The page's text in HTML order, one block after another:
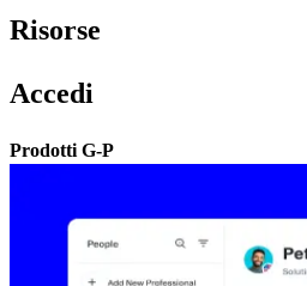
Risorse​​
Accedi​​
Prodotti G-P​​